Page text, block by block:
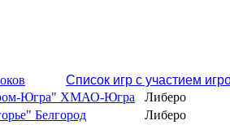
Список игр с участием
Югра" ХМАО-Югра
Либеро
Белгород
Либеро